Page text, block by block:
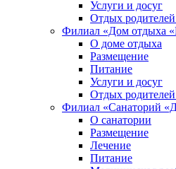
Услуги и досуг
Отдых родителей
Филиал «Дом отдыха
О доме отдыха
Размещение
Питание
Услуги и досуг
Отдых родителей
Филиал «Санаторий
О санатории
Размещение
Лечение
Питание